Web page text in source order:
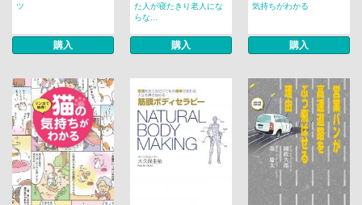
ツ
購入
た人が寝たきり老人にな
らな...
購入
気持ちがわかる
購入